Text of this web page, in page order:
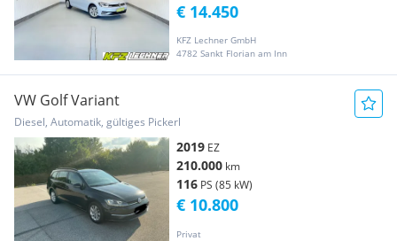
KFZ Lechner GmbH
4782 Sankt Florian am Inn
€ 14.450
VW Golf Variant
Diesel, Automatik, gültiges Pickerl
2019 EZ
210.000 km
116 PS (85 kW)
Privat
€ 10.800